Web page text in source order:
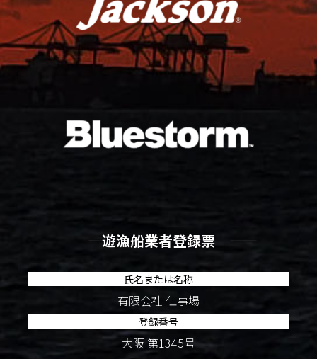
―― 遊漁船業者登録票 ――
氏名または名称
有限会社 仕事場
登録番号
大阪 第1345号